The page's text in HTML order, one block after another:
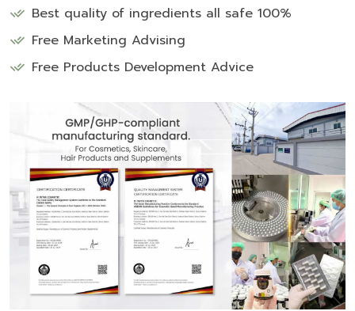
Best quality of ingredients all safe 100%
Free Marketing Advising
Free Products Development Advice